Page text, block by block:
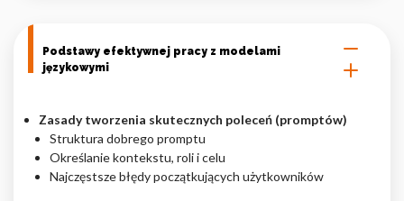
Podstawy efektywnej pracy z modelami
językowymi
Zasady tworzenia skutecznych poleceń (promptów)
Struktura dobrego promptu
Określanie kontekstu, roli i celu
Najczęstsze błędy początkujących użytkowników